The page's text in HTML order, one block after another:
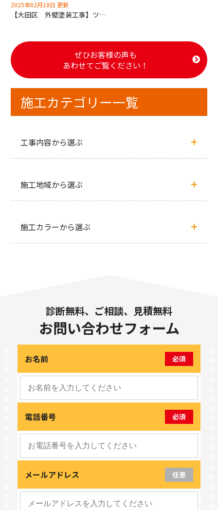
2025年02月18日 更新
【大田区 外壁塗装工事】ツートーンカラーのデザインもお任せください！
ぜひお客様の声も
あわせてご覧ください！
施工カテゴリー一覧
工事内容から選ぶ
施工地域から選ぶ
施工カラーから選ぶ
診断無料、ご相談、見積無料
お問い合わせフォーム
お名前 必須
電話番号 必須
メールアドレス 任意